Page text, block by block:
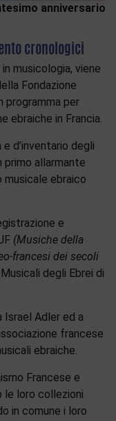
anniversario
cronologici
musicologia, viene
Fondazione
programma per
ebraiche in Francia.
d’inventario degli
primo allarmante
ebraico
e
(Musiche della
francesi dei secoli
degli Ebrei di
Israel Adler ed a
francese
ebraiche.
Francese e
le loro collezioni
in comune i loro